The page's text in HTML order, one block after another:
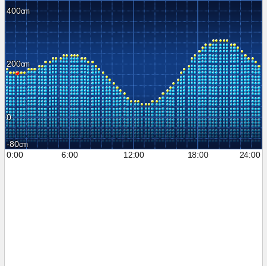
400
200
0
-80
0:00
6:00 12:00 18:00 24:00